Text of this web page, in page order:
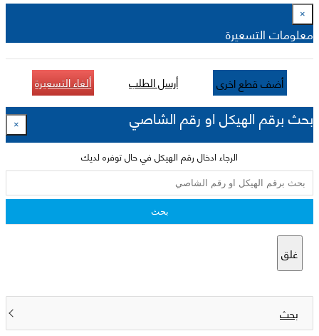
×
معلومات التسعيرة
أضف قطع اخرى أرسل الطلب ألغاء التسعيرة
بحث برقم الهيكل او رقم الشاصي ×
الرجاء ادخال رقم الهيكل في حال توفره لديك
بحث
غلق
بحث